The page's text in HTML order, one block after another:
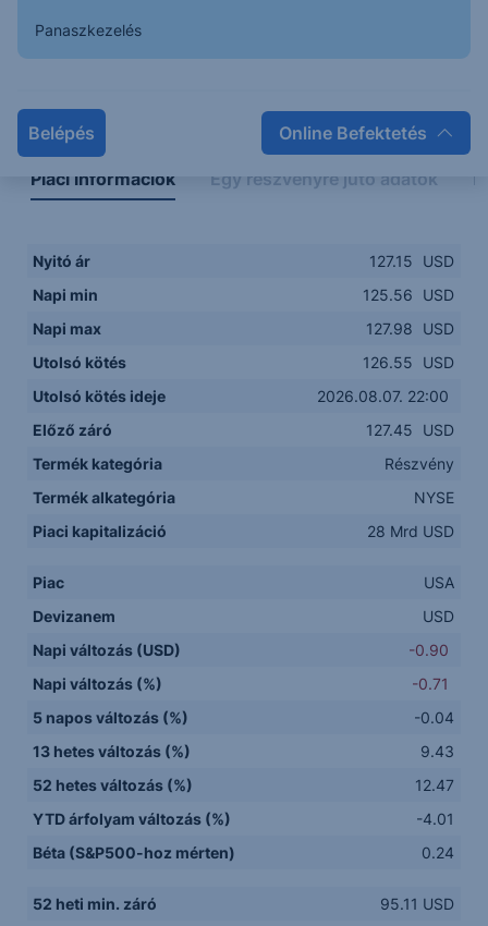
Panaszkezelés
Belépés Online Befektetés
Napon belüli Historikus
Piaci információk Egy részvényre jutó adatok
Nyitó ár 127.15
USD
Napi min
125.56
USD
Napi max
127.98
USD
Utolsó kötés
126.55
USD
Utolsó kötés ideje
2026.08.07. 22:00
Előző záró
127.45
USD
Termék kategória
Részvény
Termék alkategória
NYSE
Piaci kapitalizáció
28 Mrd USD
Piac
USA
Devizanem
USD
Napi változás (USD)
-0.90
Napi változás (%)
-0.71
5 napos változás (%)
-0.04
13 hetes változás (%)
9.43
52 hetes változás (%)
12.47
YTD árfolyam változás (%)
-4.01
Béta (S&P500-hoz mérten)
0.24
52 heti min. záró
95.11 USD